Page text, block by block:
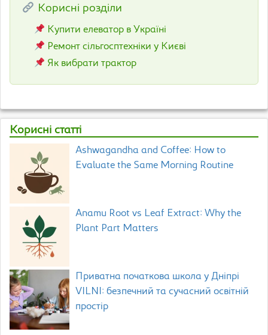
Корисні розділи
Купити елеватор в Україні
Ремонт сільгосптехніки у Києві
Як вибрати трактор
Корисні статті
Ashwagandha and Coffee: How to
Evaluate the Same Morning Routine
Anamu Root vs Leaf Extract: Why the
Plant Part Matters
Приватна початкова школа у Дніпрі
VILNI: безпечний та сучасний освітній
простір